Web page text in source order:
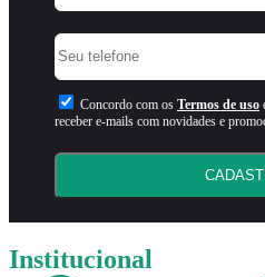
Concordo com os Termos de uso
receber e-mails com novidades e
Institucional